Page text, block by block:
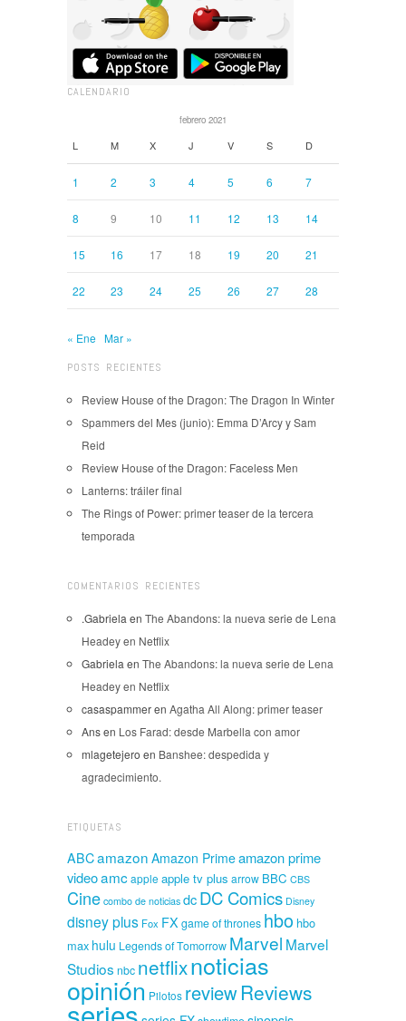
CALENDARIO
febrero 2021
L M X J V S D
1 2 3 4 5 6 7
8 9 10 11 12 13 14
15 16 17 18 19 20 21
22 23 24 25 26 27 28
« Ene Mar »
POSTS RECIENTES
Review House of the Dragon: The Dragon In Winter
Spammers del Mes (junio): Emma D’Arcy y Sam
Reid
Review House of the Dragon: Faceless Men
Lanterns: tráiler final
The Rings of Power: primer teaser de la tercera
temporada
COMENTARIOS RECIENTES
.Gabrielaen The Abandons: la nueva serie de Lena
Headey en Netflix
Gabrielaen The Abandons: la nueva serie de Lena
Headey en Netflix
casaspammeren Agatha All Along: primer teaser
Ansen Los Farad: desde Marbella con amor
mlagetejero en Banshee: despedida y
agradecimiento.
ETIQUETAS
ABCamazon Amazon Primeamazon prime
videoamcapple apple tv plus arrow BBC CBS
Cine combo de noticias dcDC Comics Disney
disney plus Fox FX game of thrones hbo hbo
max hulu Legends of Tomorrow Marvel Marvel
Studios nbc netflixnoticias
opinión Pilotos reviewReviews